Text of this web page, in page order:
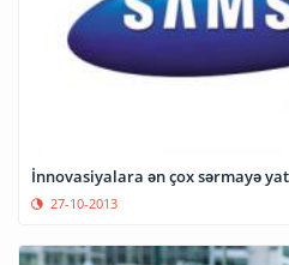
İnnovasiyalara ən çox sərmayə
27-10-2013